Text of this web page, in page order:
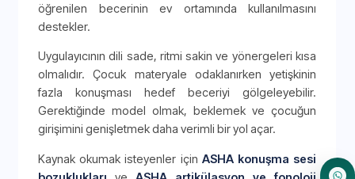
öğrenilen becerinin ev ortamında kullanılmasını
destekler.
Uygulayıcının dili sade, ritmi sakin ve yönergeleri kısa
olmalıdır. Çocuk materyale odaklanırken yetişkinin
fazla konuşması hedef beceriyi gölgeleyebilir.
Gerektiğinde model olmak, beklemek ve çocuğun
girişimini genişletmek daha verimli bir yol açar.
Kaynak okumak isteyenler için ASHA konuşma sesi